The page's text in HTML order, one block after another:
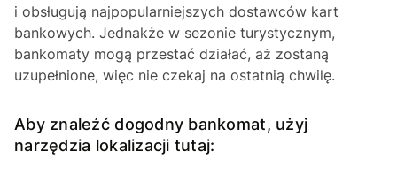
i obsługują najpopularniejszych dostawców kart
bankowych. Jednakże w sezonie turystycznym,
bankomaty mogą przestać działać, aż zostaną
uzupełnione, więc nie czekaj na ostatnią chwilę.
Aby znaleźć dogodny bankomat, użyj
narzędzia lokalizacji tutaj: